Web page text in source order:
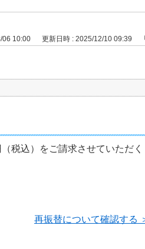
06 10:00 更新日時 : 2025/12/10 09:39
税込）をご請求させていただく
再振替について確認する